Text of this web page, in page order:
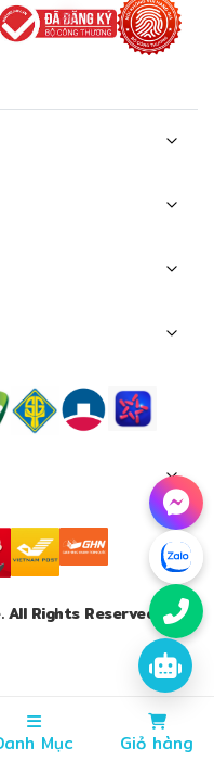
Rights Reserved.
Mục Giỏ hàng
✻